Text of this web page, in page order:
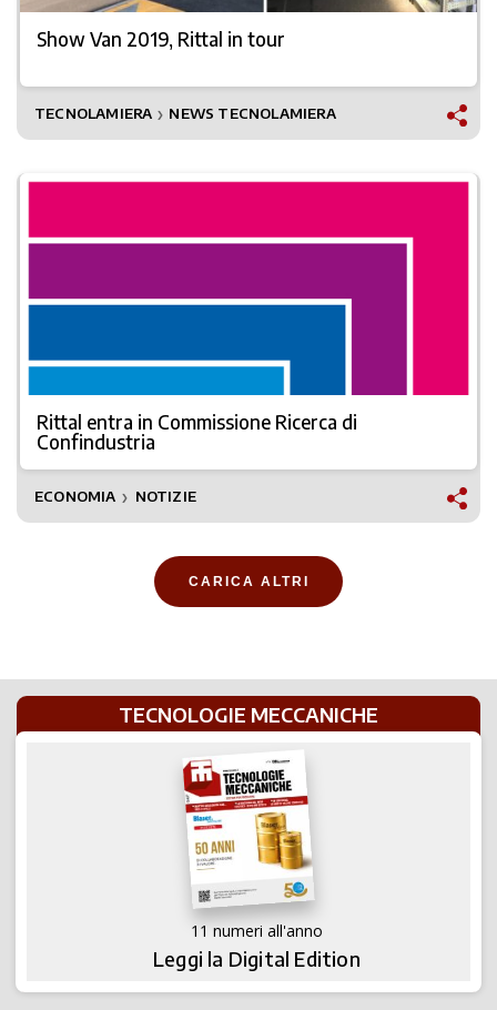
Show Van 2019, Rittal in tour
TECNOLAMIERA ❯ NEWS TECNOLAMIERA
Rittal entra in Commissione Ricerca di
Confindustria
ECONOMIA ❯ NOTIZIE
CARICA ALTRI
TECNOLOGIE MECCANICHE
11 numeri all'anno
Leggi la Digital Edition